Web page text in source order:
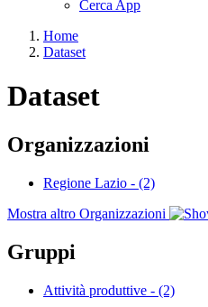
Cerca App
Home
Dataset
Dataset
Organizzazioni
Regione Lazio - (2)
Mostra altro Organizzazioni
Gruppi
Attività produttive - (2)